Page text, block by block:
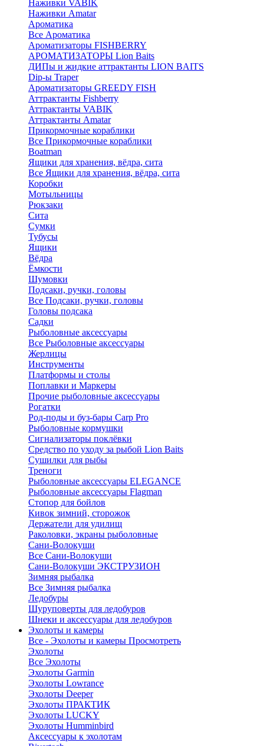
Наживки VABIK
Наживки Amatar
Ароматика
Все Ароматика
Ароматизаторы FISHBERRY
АРОМАТИЗАТОРЫ Lion Baits
ДИПы и жидкие аттрактанты LION BAITS
Dip-ы Traper
Ароматизаторы GREEDY FISH
Аттрактанты Fishberry
Аттрактанты VABIK
Аттрактанты Amatar
Прикормочные кораблики
Все Прикормочные кораблики
Boatman
Ящики для хранения, вёдра, сита
Все Ящики для хранения, вёдра, сита
Коробки
Мотыльницы
Рюкзаки
Сита
Сумки
Тубусы
Ящики
Вёдра
Ёмкости
Шумовки
Подсаки, ручки, головы
Все Подсаки, ручки, головы
Головы подсака
Садки
Рыболовные аксессуары
Все Рыболовные аксессуары
Жерлицы
Инструменты
Платформы и столы
Поплавки и Маркеры
Прочие рыболовные аксессуары
Рогатки
Род-поды и буз-бары Carp Pro
Рыболовные кормушки
Сигнализаторы поклёвки
Средство по уходу за рыбой Lion Baits
Сушилки для рыбы
Треноги
Рыболовные аксессуары ELEGANCE
Рыболовные аксессуары Flagman
Стопор для бойлов
Кивок зимний, сторожок
Держатели для удилищ
Раколовки, экраны рыболовные
Сани-Волокуши
Все Сани-Волокуши
Сани-Волокуши ЭКСТРУЗИОН
Зимняя рыбалка
Все Зимняя рыбалка
Ледобуры
Шуруповерты для ледобуров
Шнеки и аксессуары для ледобуров
Эхолоты и камеры
Все - Эхолоты и камеры Просмотреть
Эхолоты
Все Эхолоты
Эхолоты Garmin
Эхолоты Lowrance
Эхолоты Deeper
Эхолоты ПРАКТИК
Эхолоты LUCKY
Эхолоты Humminbird
Аксессуары к эхолотам